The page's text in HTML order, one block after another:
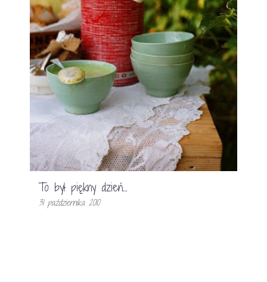
To był piękny dzień…
31 października 2010